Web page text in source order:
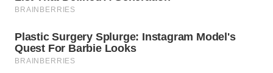
WN
SERIBU
WN